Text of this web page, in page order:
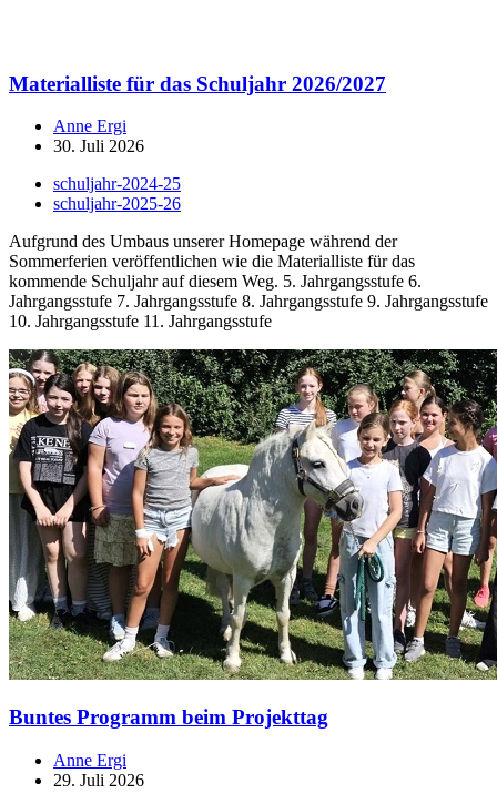
Materialliste für das Schuljahr 2026/2027
Anne Ergi
30. Juli 2026
schuljahr-2024-25
schuljahr-2025-26
Aufgrund des Umbaus unserer Homepage während der
Sommerferien veröffentlichen wie die Materialliste für das
kommende Schuljahr auf diesem Weg. 5. Jahrgangsstufe 6.
Jahrgangsstufe 7. Jahrgangsstufe 8. Jahrgangsstufe 9. Jahrgangsstufe
10. Jahrgangsstufe 11. Jahrgangsstufe
Buntes Programm beim Projekttag
Anne Ergi
29. Juli 2026